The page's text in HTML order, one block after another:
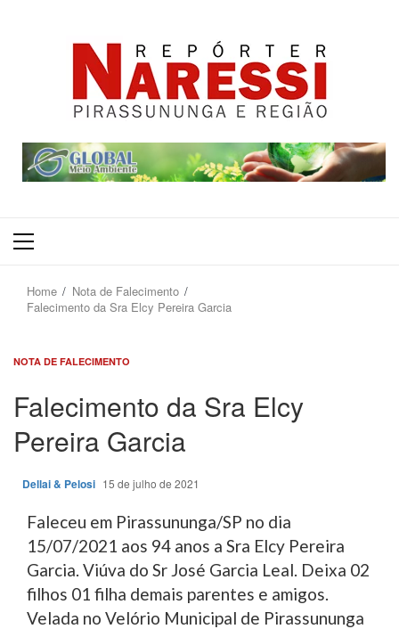
Primary
Home
Nota de Falecimento
Falecimento da Sra Elcy Pereira Garcia
NOTA DE FALECIMENTO
Falecimento da Sra Elcy
Pereira Garcia
Dellai & Pelosi 15 de julho de 2021
Faleceu em Pirassununga/SP no dia
15/07/2021 aos 94 anos a Sra Elcy Pereira
Garcia. Viúva do Sr José Garcia Leal. Deixa 02
filhos 01 filha demais parentes e amigos.
Velada no Velório Municipal de Pirassununga